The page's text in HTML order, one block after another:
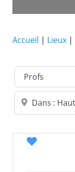
Accueil | Lieux |
Catégorie de lieu
Dans quelle ville ?
Favori